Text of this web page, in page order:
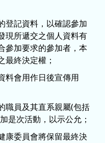
登記資料，以確認參加
現所遞交之個人資料有
參加要求的參加者，本
最終決定權；
料會用作日後宣傳用
職員及其直系親屬(包括
是次活動，以示公允；
康委員會將保留最終決